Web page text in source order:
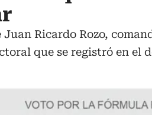
Ricardo Rozo,
que se registró en el